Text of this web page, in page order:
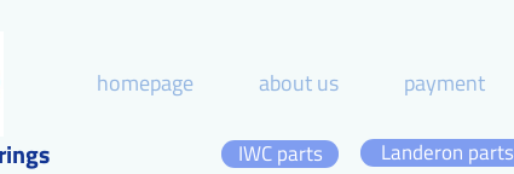
homepage about us payment
IWC parts
Landeron parts